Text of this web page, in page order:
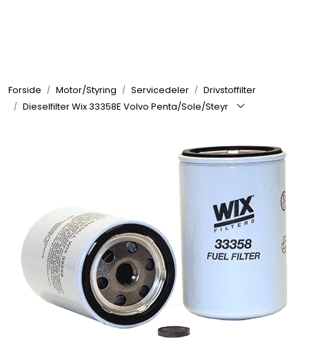
Forside Motor/Styring Servicedeler
Drivstoffilter
Dieselfilter Wix 33358E Volvo Penta/Sole/Steyr
Elektrisk
VVS
Motor/Styring
Fortøyning